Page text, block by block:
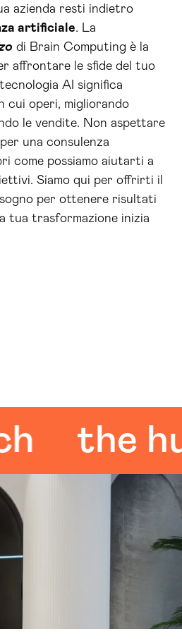
azienda resti indietro
artificiale. La
di Brain Computing è la
affrontare le sfide del tuo
AI significa
cui operi, migliorando
le vendite. Non aspettare
una consulenza
come possiamo aiutarti a
Siamo qui per offrirti il
per ottenere risultati
tua trasformazione inizia
the